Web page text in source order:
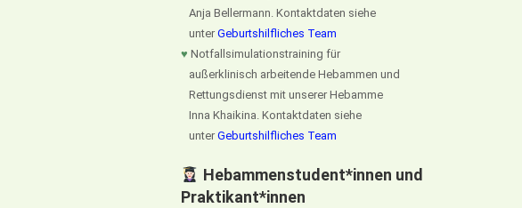
Anja Bellermann. Kontaktdaten siehe
unter Geburtshilfliches Team
♥ Notfallsimulationstraining für
außerklinisch arbeitende Hebammen und
Rettungsdienst mit unserer Hebamme
Inna Khaikina. Kontaktdaten siehe
unter Geburtshilfliches Team
Hebammenstudent*innen und
Praktikant*innen